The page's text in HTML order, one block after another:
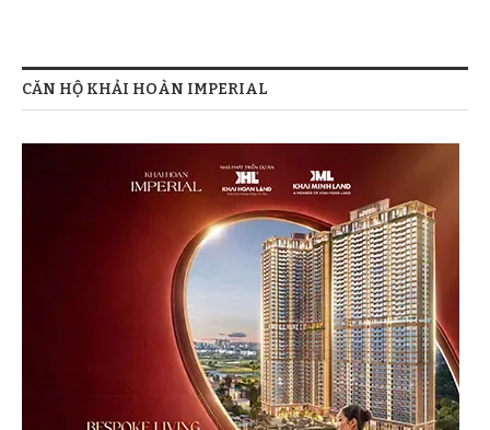
CĂN HỘ KHẢI HOÀN IMPERIAL